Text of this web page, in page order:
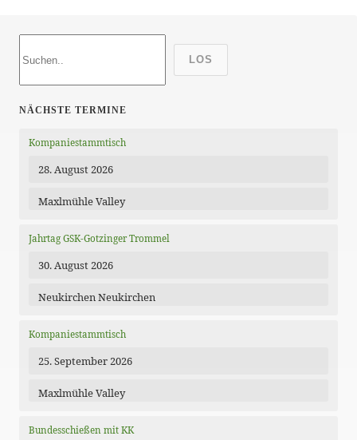
LOS
NÄCHSTE TERMINE
Kompaniestammtisch
28. August 2026
Maxlmühle Valley
Jahrtag GSK-Gotzinger Trommel
30. August 2026
Neukirchen Neukirchen
Kompaniestammtisch
25. September 2026
Maxlmühle Valley
Bundesschießen mit KK